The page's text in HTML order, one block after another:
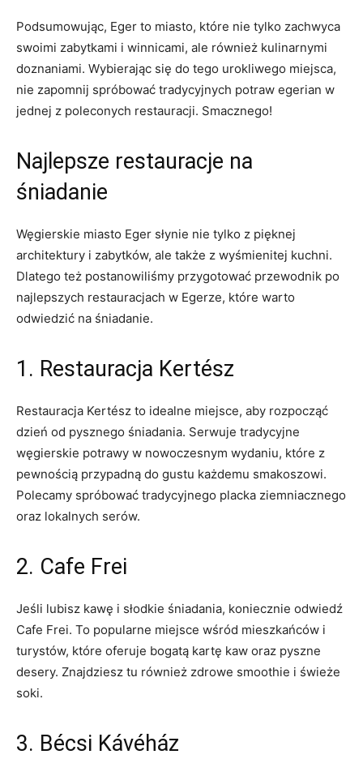
Podsumowując, Eger to miasto, które nie tylko ‍zachwyca
swoimi zabytkami ⁢i⁢ winnicami, ale również​ kulinarnymi
doznaniami. Wybierając⁣ się do ​tego urokliwego miejsca,
nie ‍zapomnij spróbować tradycyjnych potraw egerian w
jednej z poleconych restauracji. Smacznego!
Najlepsze‌ restauracje na​
śniadanie
Węgierskie miasto Eger słynie nie tylko z​ pięknej
architektury i‌ zabytków, ale także z wyśmienitej kuchni.
Dlatego też postanowiliśmy przygotować przewodnik po
najlepszych restauracjach​ w Egerze, które warto
⁣odwiedzić na śniadanie.
1. Restauracja Kertész
Restauracja Kertész to idealne miejsce, aby rozpocząć
dzień od pysznego śniadania. Serwuje tradycyjne
węgierskie potrawy w​ nowoczesnym ⁤wydaniu, które ⁤z
pewnością przypadną do gustu każdemu smakoszowi. ​
Polecamy spróbować tradycyjnego placka ziemniacznego
oraz lokalnych serów.
2. ⁢Cafe‍ Frei
Jeśli ‍lubisz kawę i słodkie⁢ śniadania, koniecznie odwiedź
Cafe Frei. To popularne miejsce ⁣wśród mieszkańców⁣ i
turystów, które ‍oferuje bogatą kartę kaw oraz pyszne
desery. Znajdziesz tu również zdrowe smoothie i świeże
soki.
3. Bécsi ‍Kávéház